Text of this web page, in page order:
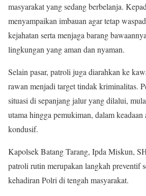
masyarakat yang sedang berbelanja.
menyampaikan imbauan agar tetap
kejahatan serta menjaga barang
lingkungan yang aman dan nyaman.
Selain pasar, patroli juga diarahkan ke
rawan menjadi target tindak kriminalitas.
situasi di sepanjang jalur yang dilalui,
utama hingga pemukiman, dalam
kondusif.
Kapolsek Batang Tarang, Ipda Miskun,
patroli rutin merupakan langkah preventif
kehadiran Polri di tengah masyarakat.